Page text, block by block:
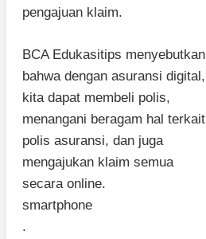
pengajuan klaim.
BCA Edukasitips menyebutkan
bahwa dengan asuransi digital,
kita dapat membeli polis,
menangani beragam hal terkait
polis asuransi, dan juga
mengajukan klaim semua
secara online.
smartphone
.